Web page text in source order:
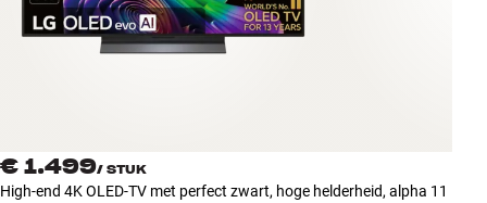
Accessoires
NIEUW
€ 1.499/ STUK
High-end 4K OLED-TV met perfect zwart, hoge helderheid, alpha 11